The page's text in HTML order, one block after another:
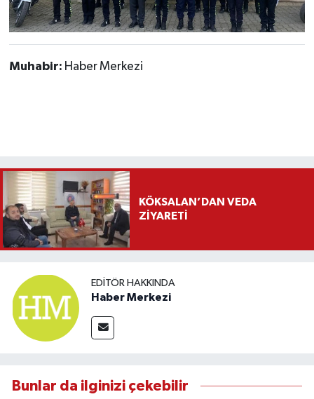
Muhabir: Haber Merkezi
KÖKSALAN’DAN VEDA
ZİYARETİ
EDITÖR HAKKINDA
Haber Merkezi
Bunlar da ilginizi çekebilir